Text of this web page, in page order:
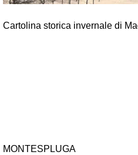
Cartolina storica invernale di
MONTESPLUGA